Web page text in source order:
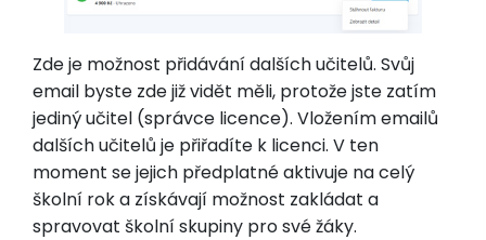
Zde je možnost přidávání dalších učitelů. Svůj
email byste zde již vidět měli, protože jste zatím
jediný učitel (správce licence). Vložením emailů
dalších učitelů je přiřadíte k licenci. V ten
moment se jejich předplatné aktivuje na celý
školní rok a získávají možnost zakládat a
spravovat školní skupiny pro své žáky.